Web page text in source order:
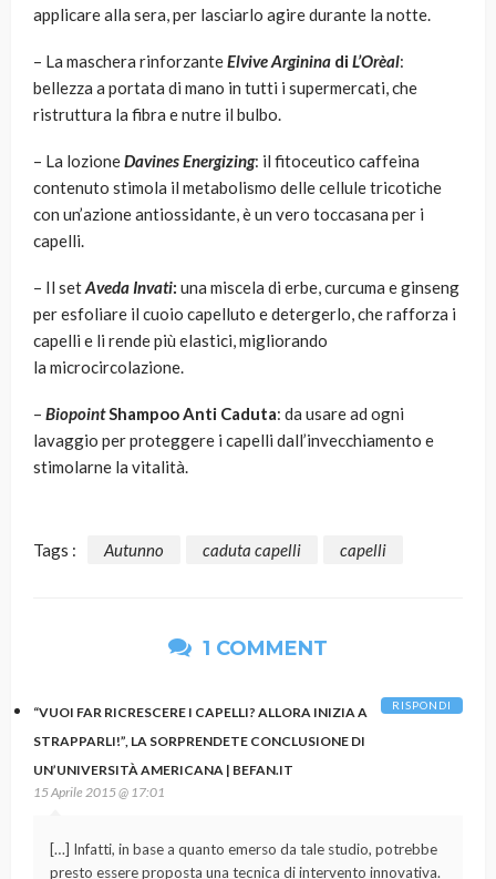
applicare alla sera, per lasciarlo agire durante la notte.
– La maschera rinforzanteElvive Arginina diL’Orèal:
bellezza a portata di mano in tutti i supermercati, che
ristruttura la fibra e nutre il bulbo.
– La lozioneDavines Energizing: il fitoceutico caffeina
contenuto stimola il metabolismo delle cellule tricotiche
con un’azione antiossidante, è un vero toccasana per i
capelli.
– Il setAveda Invati: una miscela di erbe, curcuma e ginseng
per esfoliare il cuoio capelluto e detergerlo, che rafforza i
capelli e li rende più elastici, migliorando
la microcircolazione.
– BiopointShampoo Anti Caduta: da usare ad ogni
lavaggio per proteggere i capelli dall’invecchiamento e
stimolarne la vitalità.
Tags : Autunno caduta capelli capelli
1 COMMENT
“VUOI FAR RICRESCERE I CAPELLI? ALLORA INIZIA A
STRAPPARLI!”, LA SORPRENDETE CONCLUSIONE DI
UN’UNIVERSITÀ AMERICANA | BEFAN.IT
15 Aprile 2015 @ 17:01
[…] Infatti, in base a quanto emerso da tale studio, potrebbe
presto essere proposta una tecnica di intervento innovativa.
RISPONDI